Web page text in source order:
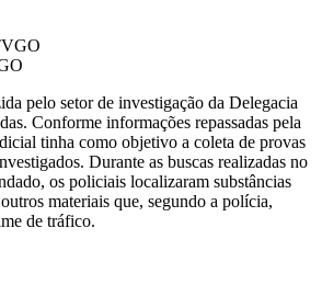
pelo setor de investigação da Delegacia
. Conforme informações repassadas pela
tinha como objetivo a coleta de provas
Durante as buscas realizadas no
os policiais localizaram substâncias
materiais que, segundo a polícia,
de tráfico.